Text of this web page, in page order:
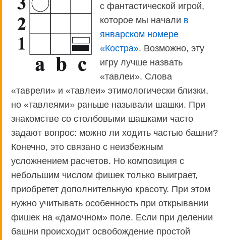
с фантастической игрой,
которое мы начали в
январском номере
«Костра». Возможно, эту
игру лучше назвать
«тавлеи». Слова
«таврели» и «тавлеи» этимологически близки,
но «тавлеями» раньше называли шашки. При
знакомстве со столбовыми шашками часто
задают вопрос: можно ли ходить частью башни?
Конечно, это связано с неизбежным
усложнением расчетов. Но композиция с
небольшим числом фишек только выиграет,
приобретет дополнительную красоту. При этом
нужно учитывать особенность при открывании
фишек на «дамочном» поле. Если при делении
башни происходит освобождение простой